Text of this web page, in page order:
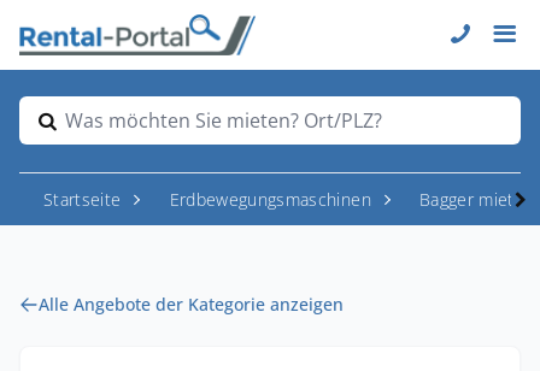
Was möchten Sie mieten? Ort/PLZ?
Startseite Erdbewegungsmaschinen Bagger mieten
Alle Angebote der Kategorie anzeigen